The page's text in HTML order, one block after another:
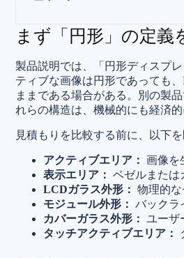
まず「円形」の定義
製品説明では、「円形ディスプ
ティブな画像は円形であっても
ままである場合がある。別の製
れらの構造は、機械的にも経済
見積もりを比較する前に、以下を
アクティブエリア： 画像を
表示エリア： ベゼルまたは
LCDガラス外形： 物理的
モジュール外形： バックラ
カバーガラス外形： ユーザ
タッチアクティブエリア：